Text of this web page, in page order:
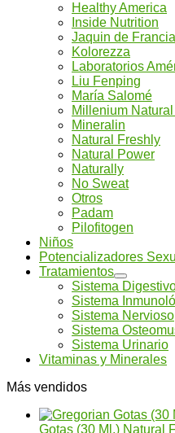
Healthy America
Inside Nutrition
Jaquin de Francia
Kolorezza
Laboratorios
Liu Fenping
María Salomé
Millenium
Mineralin
Natural Freshly
Natural Power
Naturally
No Sweat
Otros
Padam
Pilofitogen
Niños
Potencializadores
Tratamientos
Sistema
Sistema
Sistema Nervioso
Sistema
Sistema Urinario
Vitaminas y Minerales
Más vendidos
Gotas (30 Ml.) Natural